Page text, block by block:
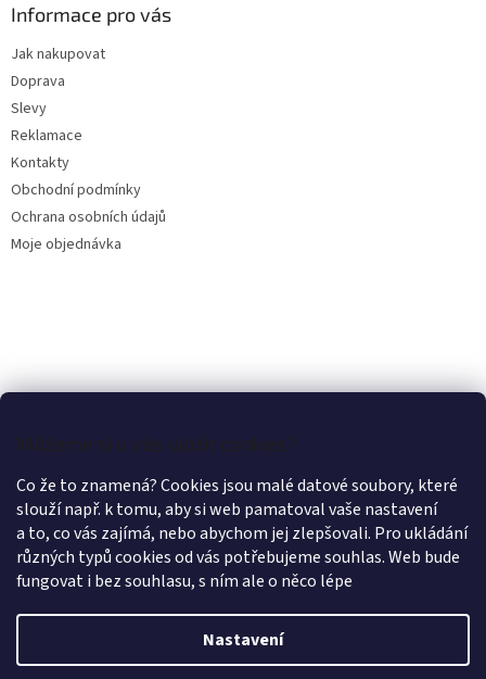
Můžeme si u vás uložit cookies?
Co že to znamená? Cookies jsou malé datové soubory, které
slouží např. k tomu, aby si web pamatoval vaše nastavení
a to, co vás zajímá, nebo abychom jej zlepšovali. Pro ukládání
různých typů cookies od vás potřebujeme souhlas. Web bude
fungovat i bez souhlasu, s ním ale o něco lépe
Nastavení
Informace pro vás
Jak nakupovat
Doprava
Slevy
Reklamace
Kontakty
Obchodní podmínky
Ochrana osobních údajů
Moje objednávka
Vytvořil Shoptet